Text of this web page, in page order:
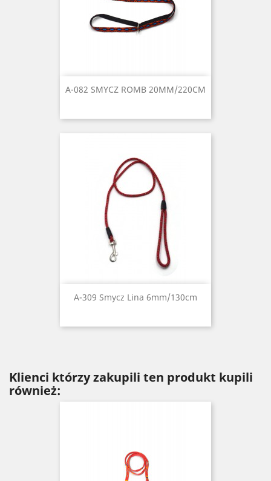
A-082 SMYCZ ROMB 20MM/220CM
A-309 Smycz Lina 6mm/130cm
Klienci którzy zakupili ten produkt kupili
również: